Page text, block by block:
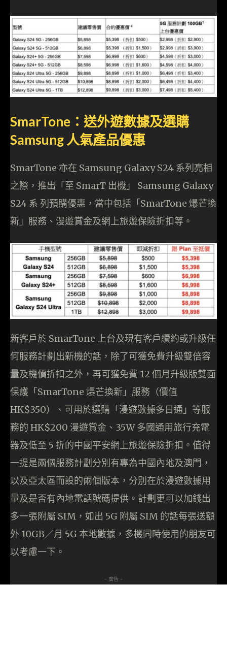
SmarTone：送外遊數據及選購
Samsung 人氣產品優惠
SmarTone 亦在 Samsung Galaxy S24 系列亮相
之際，推出「至 SmarT 出機」 Samsung Galaxy
S24 系 列預購優惠，當中包括「SmarTone 爆芒換
新」服務、漫遊賞金及網上旅遊保險折扣等。
新客戶於 SmarTone 上台及現有客戶續約或升級任
何服務計劃出新機的話，除了可獲免費升級雙倍容
量及機價折扣之外，再可獲免費 12 個月升級版雙面
保護「SmarTone 爆芒換新」服務（價值
HK$350）、可用於選購「漫遊數據多日通」等服
務的 HK$200 漫遊賞金、35W 多國通用旅行充電
器及低至 5 折的中國平安網上旅遊保險折扣。值得
一提是兩個服務計劃分別有專為中國內地及澳門，
以及亞太區而設的兩個版本，分別在於漫遊數據用
量及是否有內地電話號碼提供。計劃更可以加錢出
多一張附屬 SIM，如出 5G 附屬 SIM 的話每張送額
外 10GB／月 5G 本地數據，多機同時使用的朋友可
以考慮一下。
- 廣告 -